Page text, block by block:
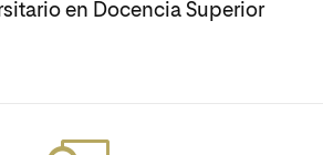
en Docencia Superior